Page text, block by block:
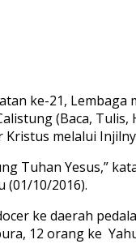
ke-21,
(Baca,
melalui
Tuhan Yesus,”
(01/10/2016).
ke daerah
12 orang ke